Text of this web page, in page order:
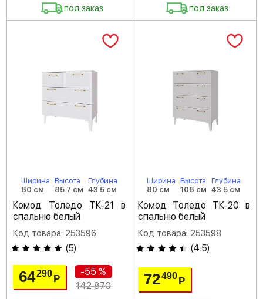
под заказ под заказ
Ширина
80 см
Высота
85.7 см
Глубина
43.5 см
Комод Толедо ТК-21 в
спальню белый
Код товара: 253596
(5)
64290Р
-55 %
142 870
Ширина
80 см
Высота
108 см
Глубина
43.5 см
Комод Толедо ТК-20 в
спальню белый
Код товара: 253598
(4.5)
72490 Р